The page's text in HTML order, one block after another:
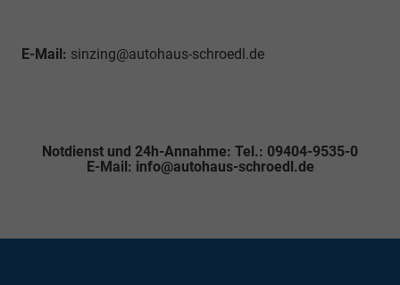
E-Mail: sinzing@autohaus-schroedl.de
Notdienst und 24h-Annahme: Tel.: 09404-9535-0
E-Mail: info@autohaus-schroedl.de